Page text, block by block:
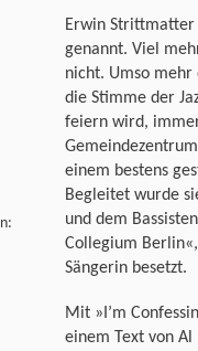
Erwin
genannt. Viel
nicht. Umso
die Stimme der
feiern wird,
einem bestens
Begleitet wurde
und dem
Collegium
Sängerin besetzt.
Mit »I’m
einem Text von